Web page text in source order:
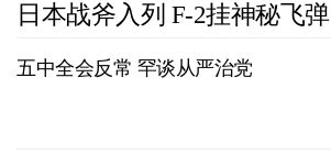
日本战斧入列 F-2挂神秘飞弹
五中全会反常 罕谈从严治党